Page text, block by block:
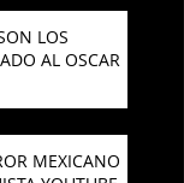
LOS
AL OSCAR
MEXICANO